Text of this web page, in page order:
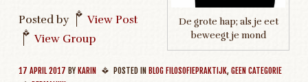
De grote hap; als je eet
beweegt je mond
Posted by |
View Post
|
View Group
17 APRIL 2017 BY KARIN POSTED IN BLOG FILOSOFIEPRAKTIJK,GEEN CATEGORIE